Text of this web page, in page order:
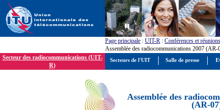
Page principale : UIT-R : Conférences et réunions
Assemblée des radiocommunications 2007 (AR-
Secteur des radiocommunications (UIT-
R)
Assemblée des
(AR-
Secteurs de l'UIT Salle de presse